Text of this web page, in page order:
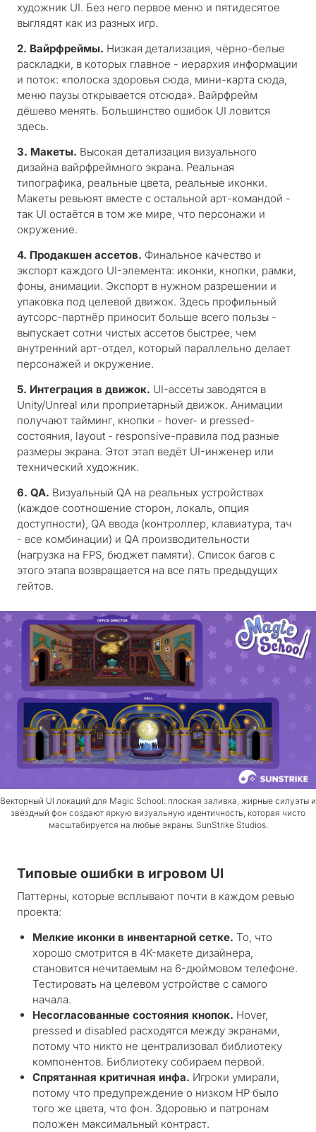
художник UI. Без него первое меню и пятидесятое
выглядят как из разных игр.
2. Вайрфреймы. Низкая детализация, чёрно-белые
раскладки, в которых главное - иерархия информации
и поток: «полоска здоровья сюда, мини-карта сюда,
меню паузы открывается отсюда». Вайрфрейм
дёшево менять. Большинство ошибок UI ловится
здесь.
3. Макеты. Высокая детализация визуального
дизайна вайрфреймного экрана. Реальная
типографика, реальные цвета, реальные иконки.
Макеты ревьюят вместе с остальной арт-командой -
так UI остаётся в том же мире, что персонажи и
окружение.
4. Продакшен ассетов. Финальное качество и
экспорт каждого UI-элемента: иконки, кнопки, рамки,
фоны, анимации. Экспорт в нужном разрешении и
упаковка под целевой движок. Здесь профильный
аутсорс-партнёр приносит больше всего пользы -
выпускает сотни чистых ассетов быстрее, чем
внутренний арт-отдел, который параллельно делает
персонажей и окружение.
5. Интеграция в движок. UI-ассеты заводятся в
Unity/Unreal или проприетарный движок. Анимации
получают тайминг, кнопки - hover- и pressed-
состояния, layout - responsive-правила под разные
размеры экрана. Этот этап ведёт UI-инженер или
технический художник.
6. QA. Визуальный QA на реальных устройствах
(каждое соотношение сторон, локаль, опция
доступности), QA ввода (контроллер, клавиатура, тач
- все комбинации) и QA производительности
(нагрузка на FPS, бюджет памяти). Список багов с
этого этапа возвращается на все пять предыдущих
гейтов.
Векторный UI локаций для Magic School: плоская заливка, жирные силуэты и
звёздный фон создают яркую визуальную идентичность, которая чисто
масштабируется на любые экраны. SunStrike Studios.
Типовые ошибки в игровом UI
Паттерны, которые всплывают почти в каждом ревью
проекта:
Мелкие иконки в инвентарной сетке. То, что
хорошо смотрится в 4K-макете дизайнера,
становится нечитаемым на 6-дюймовом телефоне.
Тестировать на целевом устройстве с самого
начала.
Несогласованные состояния кнопок. Hover,
pressed и disabled расходятся между экранами,
потому что никто не централизовал библиотеку
компонентов. Библиотеку собираем первой.
Спрятанная критичная инфа. Игроки умирали,
потому что предупреждение о низком HP было
того же цвета, что фон. Здоровью и патронам
положен максимальный контраст.